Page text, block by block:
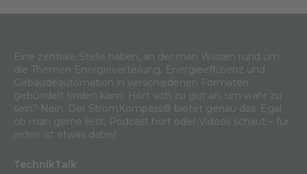
Eine zentrale Stelle haben, an der man Wissen rund um
die Themen Energieverteilung, Energieeffizienz und
Gebäudeautomation in verschiedenen Formaten
gebündelt finden kann. Hört sich zu gut an, um wahr zu
sein? Nein. Der StromKompass® bietet genau das. Egal,
ob man gerne liest, Podcast hört oder Videos schaut – für
jeden ist etwas dabei!
TechnikTalk